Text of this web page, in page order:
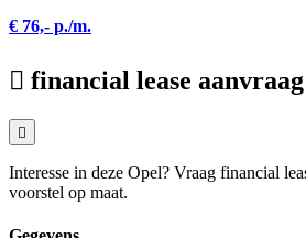
€ 76,- p./m.
financial lease aanvraag
Interesse in deze Opel? Vraag financial
voorstel op maat.